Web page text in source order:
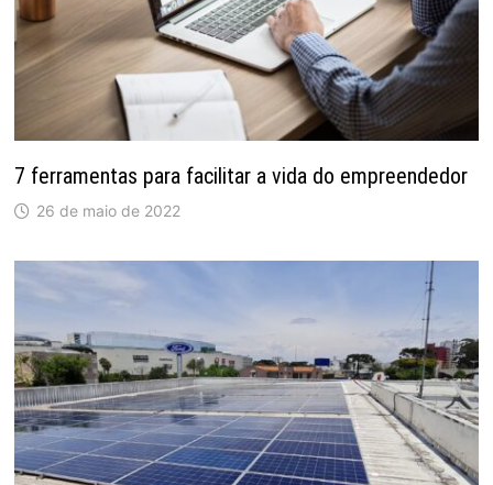
7 ferramentas para facilitar a vida do empreendedor
26 de maio de 2022